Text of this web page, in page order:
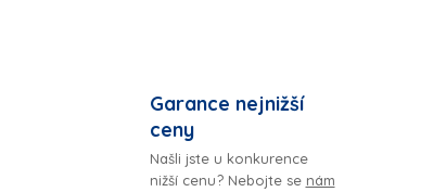
Garance nejnižší
ceny
Našli jste u konkurence
nižší cenu? Nebojte se nám